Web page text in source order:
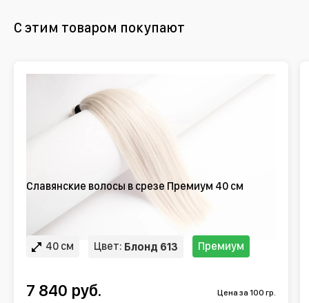
С этим товаром покупают
Славянские волосы в срезе Премиум 40 см
40 см Цвет: Блонд 613 Премиум
7 840 руб. Цена за 100 гр.